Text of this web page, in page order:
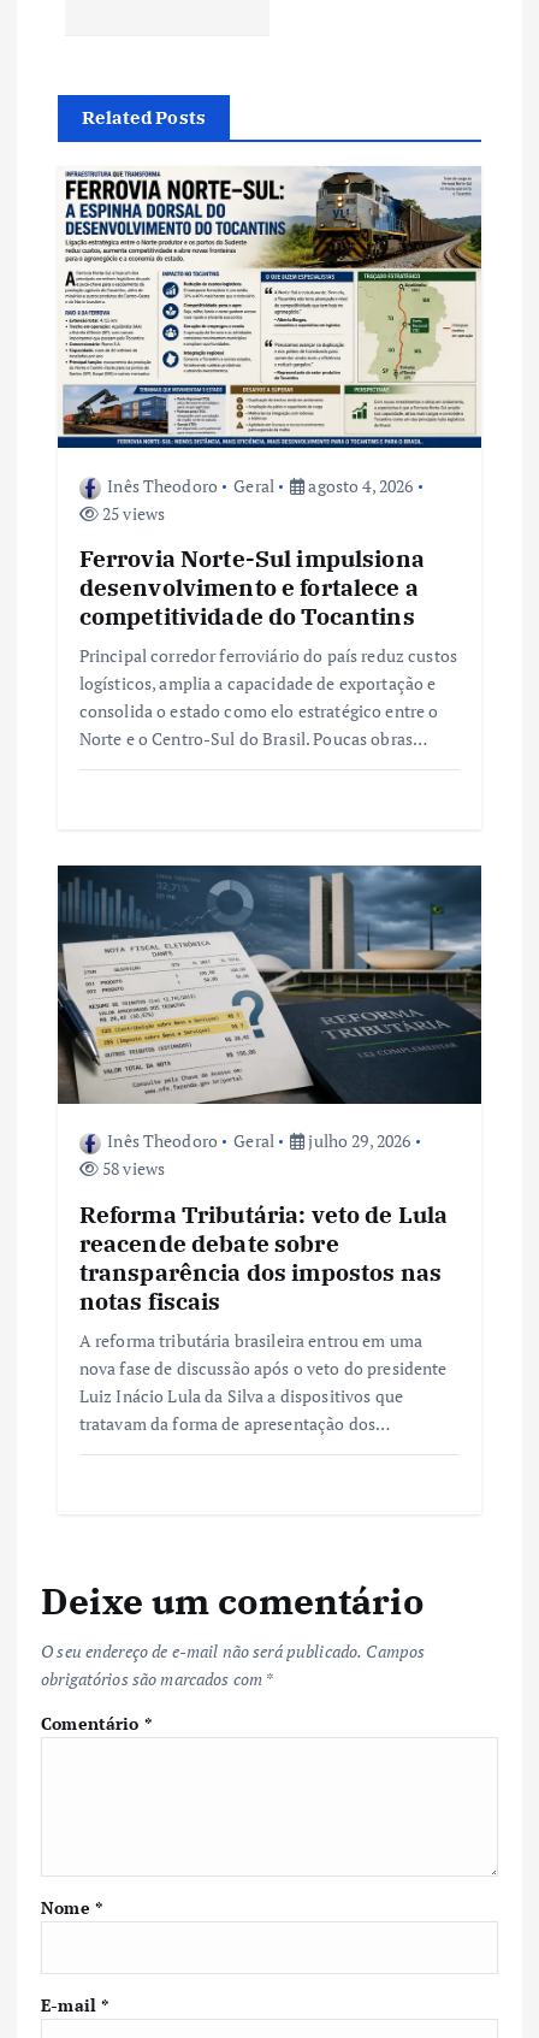
o
d
e
P
o
s
t
Related Posts
Inês Theodoro Geral
agosto 4, 2026
25 views
Ferrovia Norte-Sul impulsiona
desenvolvimento e fortalece a
competitividade do Tocantins
Principal corredor ferroviário do país reduz custos
logísticos, amplia a capacidade de exportação e
consolida o estado como elo estratégico entre o
Norte e o Centro-Sul do Brasil. Poucas obras…
Inês Theodoro Geral
julho 29, 2026
58 views
Reforma Tributária: veto de Lula
reacende debate sobre
transparência dos impostos nas
notas fiscais
A reforma tributária brasileira entrou em uma
nova fase de discussão após o veto do presidente
Luiz Inácio Lula da Silva a dispositivos que
tratavam da forma de apresentação dos…
Deixe um comentário
O seu endereço de e-mail não será publicado. Campos
obrigatórios são marcados com *
Comentário *
Nome *
E-mail*